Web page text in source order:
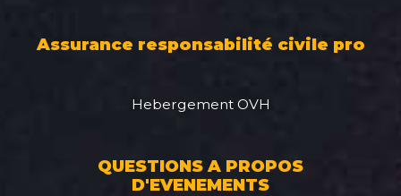
Assurance responsabilité civile pro
Hebergement OVH
QUESTIONS A PROPOS
D'EVENEMENTS